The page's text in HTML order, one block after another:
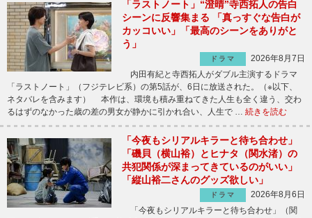
「ラストノート」“澄晴”寺西拓人の告白
シーンに反響集まる 「真っすぐな告白が
カッコいい」「最高のシーンをありがと
う」
ドラマ
2026年8月7日
内田有紀と寺西拓人がダブル主演するドラマ
「ラストノート」（フジテレビ系）の第5話が、6日に放送された。（※以下、
ネタバレを含みます） 本作は、環境も積み重ねてきた人生も全く違う、交わ
るはずのなかった歳の差の男女が静かに引かれ合い、人生で … 続きを読む
「今夜もシリアルキラーと待ち合わせ」
「磯貝（横山裕）とヒナタ（関水渚）の
共犯関係が深まってきているのがいい」
「縦山裕二さんのグッズ欲しい」
ドラマ
2026年8月6日
「今夜もシリアルキラーと待ち合わせ」（関